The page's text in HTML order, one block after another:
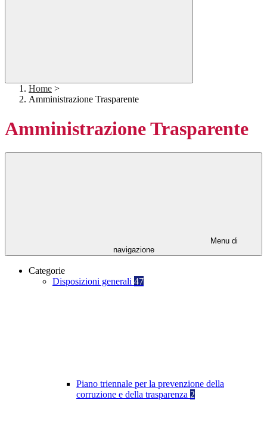
Home >
Amministrazione Trasparente
Amministrazione Trasparente
Menu di
navigazione
Categorie
Disposizioni generali 47
Piano triennale per la prevenzione della
corruzione e della trasparenza 2